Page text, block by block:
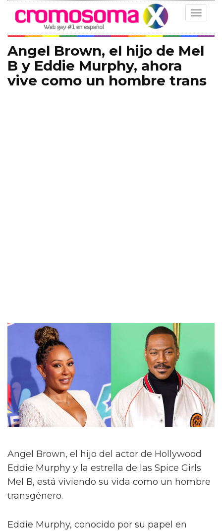
Toggle
Angel Brown, el hijo de Mel
B y Eddie Murphy, ahora
vive como un hombre trans
Angel Brown, el hijo del actor de Hollywood
Eddie Murphy y la estrella de las Spice Girls
Mel B, está viviendo su vida como un hombre
transgénero.
Eddie Murphy, conocido por su papel en